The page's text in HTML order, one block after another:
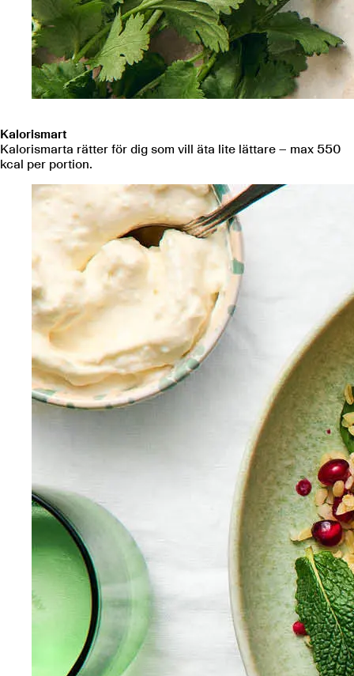
Kalorismart
Kalorismarta rätter för dig som vill äta lite lättare – max 550
kcal per portion.